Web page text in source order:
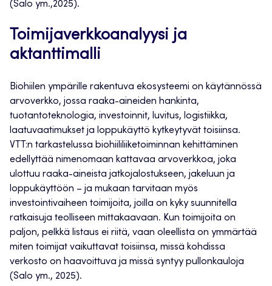
(Salo ym.,2025).
Toimijaverkkoanalyysi ja
aktanttimalli
Biohiilen ympärille rakentuva ekosysteemi on käytännössä
arvoverkko, jossa raaka-aineiden hankinta,
tuotantoteknologia, investoinnit, luvitus, logistiikka,
laatuvaatimukset ja loppukäyttö kytkeytyvät toisiinsa.
VTT:n tarkastelussa biohiililiiketoiminnan kehittäminen
edellyttää nimenomaan kattavaa arvoverkkoa, joka
ulottuu raaka-aineista jatkojalostukseen, jakeluun ja
loppukäyttöön – ja mukaan tarvitaan myös
investointivaiheen toimijoita, joilla on kyky suunnitella
ratkaisuja teolliseen mittakaavaan. Kun toimijoita on
paljon, pelkkä listaus ei riitä, vaan oleellista on ymmärtää
miten toimijat vaikuttavat toisiinsa, missä kohdissa
verkosto on haavoittuva ja missä syntyy pullonkauloja
(Salo ym., 2025).